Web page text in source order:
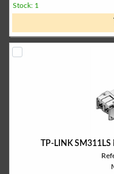
Stock: 1
TP-LINK